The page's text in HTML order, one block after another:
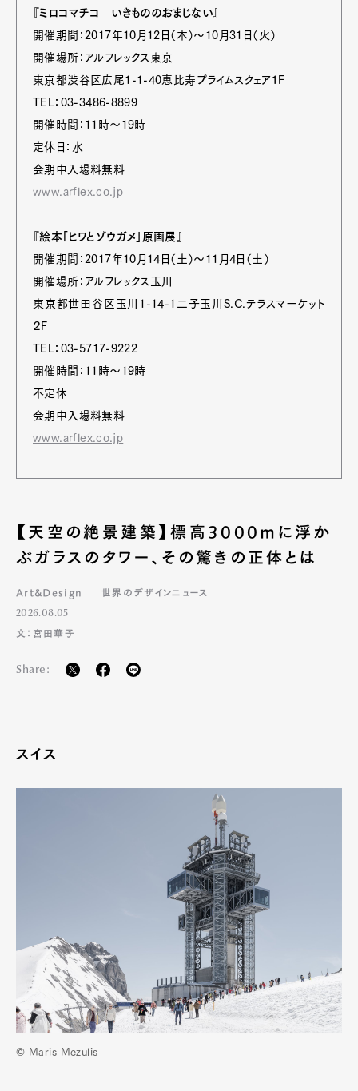
『ミロコマチコ いきもののおまじない』
開催期間：2017年10月12日（木）〜10月31日（火）
開催場所：アルフレックス東京
東京都渋谷区広尾1-1-40恵比寿プライムスクェア１F
TEL：03-3486-8899
開催時間：11時〜19時
定休日：水
会期中入場料無料
www.arflex.co.jp
『絵本「ヒワとゾウガメ」原画展』
開催期間：2017年10月14日（土）〜11月4日（土）
開催場所：アルフレックス玉川
東京都世田谷区玉川1-14-1二子玉川S.C.テラスマーケット
２F
TEL：03-5717-9222
開催時間：11時〜19時
不定休
会期中入場料無料
www.arflex.co.jp
【天空の絶景建築】標高3000mに浮か
ぶガラスのタワー、その驚きの正体とは
Art&Design 世界のデザインニュース
2026.08.05
文：宮田華子
Share:
スイス
© Maris Mezulis